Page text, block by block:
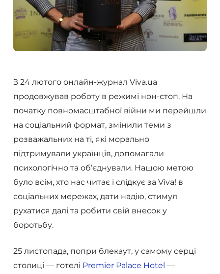
З 24 лютого онлайн-журнал Viva.ua
продовжував роботу в режимі нон-стоп. На
початку повномасштабної війни ми перейшли
на соціальний формат, змінили теми з
розважальних на ті, які морально
підтримували українців, допомагали
психологічно та об’єднували. Нашою метою
було всім, хто нас читає і слідкує за Viva! в
соціальних мережах, дати надію, стимул
рухатися далі та робити свій внесок у
боротьбу.
25 листопада, попри блекаут, у самому серці
столиці — готелі Premier Palace Hotel —